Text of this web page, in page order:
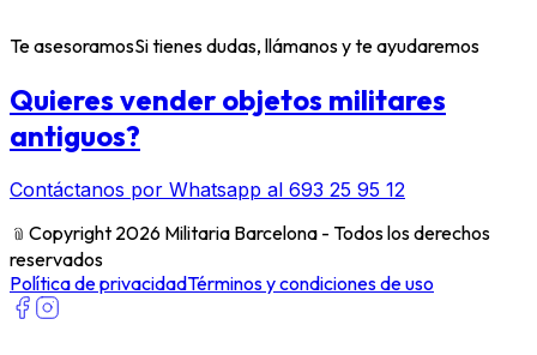
Te asesoramosSi tienes dudas, llámanos y te ayudaremos
Quieres vender objetos militares
antiguos?
Contáctanos por Whatsapp al 693 25 95 12
﹫ Copyright 2026 Militaria Barcelona - Todos los derechos
reservados
Política de privacidadTérminos y condiciones de uso